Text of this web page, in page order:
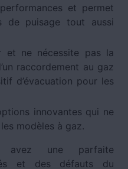
et permet
de puisage tout aussi
et ne nécessite pas la
raccordement au gaz
d’évacuation pour les
innovantes qui ne
modèles à gaz.
avez une parfaite
et des défauts du